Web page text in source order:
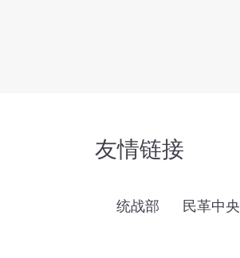
友情链接
统战部 民革中央